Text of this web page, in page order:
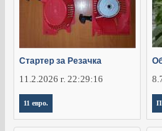
Стартер за Резачка
11.2.2026 г. 22:29:16
11 евро.